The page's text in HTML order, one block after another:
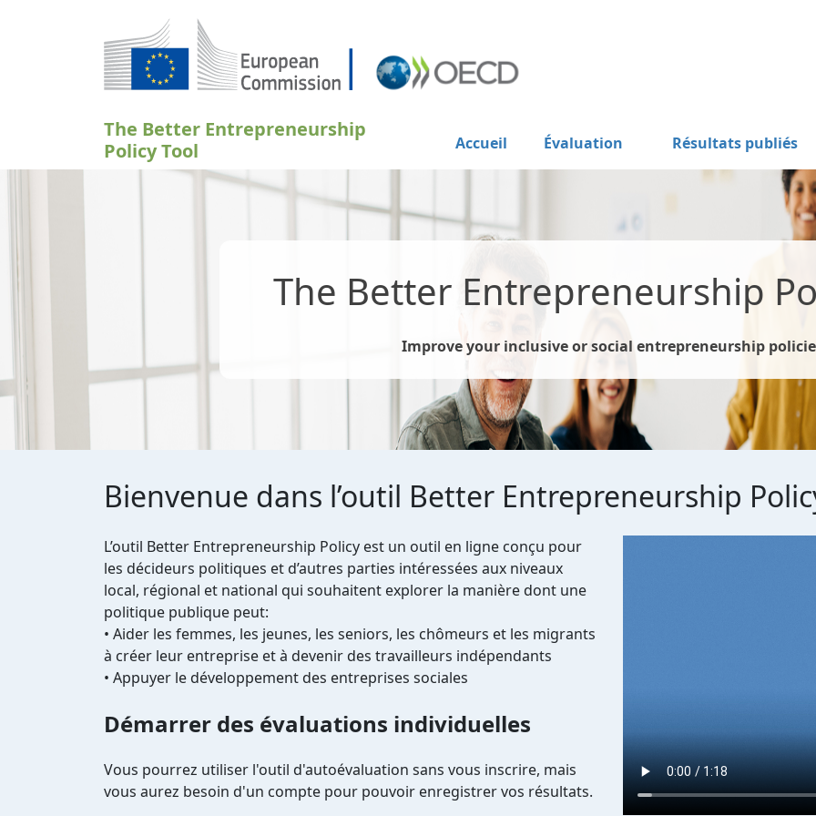
Aller au contenu principal
The Better Entrepreneurship
Policy Tool
Accueil Évaluation Résultats publiés
The Better Entrepreneurship
Improve your inclusive or social entrepreneurship
Bienvenue dans l’outil Better Entrepreneurship
L’outil Better Entrepreneurship Policy est un outil en ligne conçu pour
les décideurs politiques et d’autres parties intéressées aux niveaux
local, régional et national qui souhaitent explorer la manière dont une
politique publique peut:
• Aider les femmes, les jeunes, les seniors, les chômeurs et les migrants
à créer leur entreprise et à devenir des travailleurs indépendants
• Appuyer le développement des entreprises sociales
Démarrer des évaluations individuelles
Vous pourrez utiliser l'outil d'autoévaluation sans vous inscrire, mais
vous aurez besoin d'un compte pour pouvoir enregistrer vos résultats.